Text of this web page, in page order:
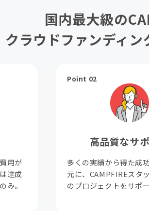
国内最大級の
クラウドファンディン
用が
達成
み。
Point 02
高品質なサ
多くの実績から得た成
元に、CAMPFIREスタ
のプロジェクトをサポ